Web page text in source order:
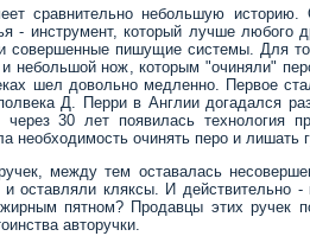
сравнительно небольшую
- инструмент, который лучше
совершенные пишущие системы. Для
и небольшой нож, которым "очиняли"
шел довольно медленно. Первое
Д. Перри в Англии догадался
30 лет появилась технология
необходимость очинять перо и лишать
между тем оставалась
оставляли кляксы. И действительно
пятном? Продавцы этих ручек
авторучки.